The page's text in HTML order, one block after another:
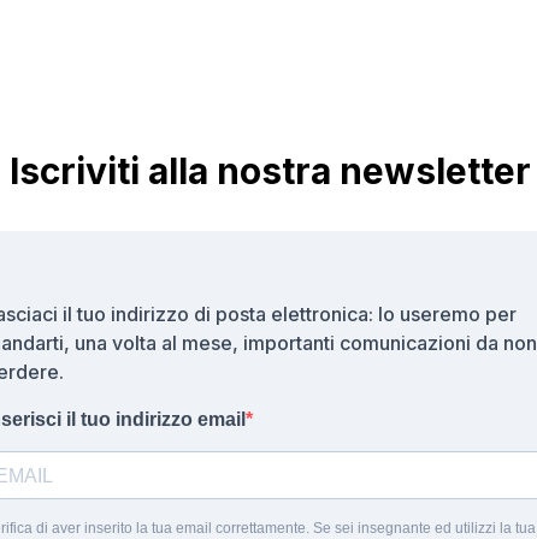
Iscriviti alla nostra newsletter
il tuo indirizzo di posta elettronica: lo useremo per
una volta al mese, importanti comunicazioni da non
il tuo indirizzo email
di aver inserito la tua email correttamente. Se sei insegnante ed utilizzi la tua